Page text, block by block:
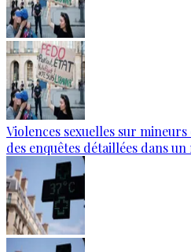
Violences sexuelles sur
des enquêtes détaillées dans